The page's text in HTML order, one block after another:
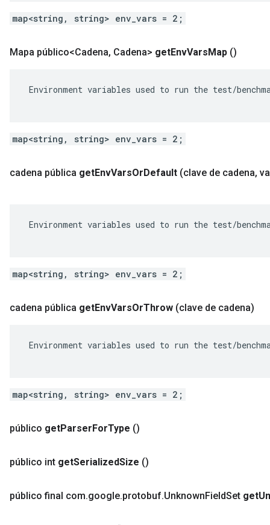
map<string, string> env_vars = 2;
Mapa público<Cadena, Cadena> getEnvVarsMap ()
Environment variables used to run the test/
map<string, string> env_vars = 2;
cadena pública getEnvVarsOrDefault (clave de cadena,
Environment variables used to run the test/
map<string, string> env_vars = 2;
cadena pública getEnvVarsOrThrow (clave de cadena)
Environment variables used to run the test/
map<string, string> env_vars = 2;
público getParserForType ()
público int getSerializedSize ()
público final com.google.protobuf.UnknownFieldSet get